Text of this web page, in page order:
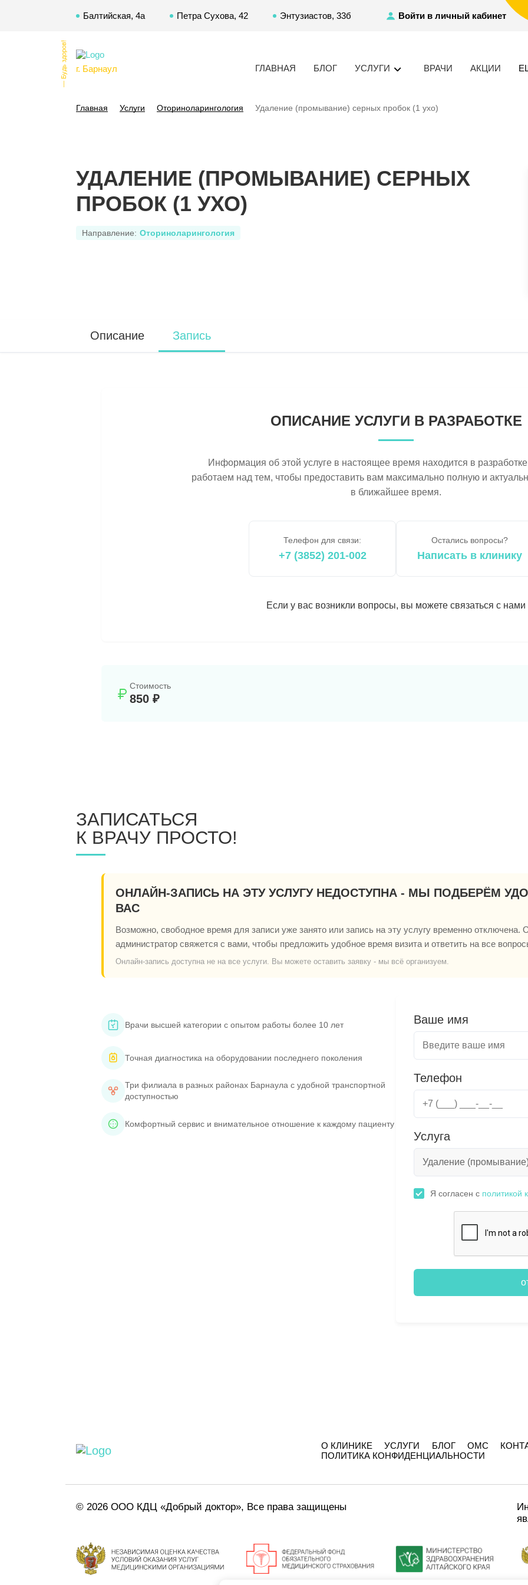
— Будь здоров! г. Барнаул ГЛАВНАЯ БЛОГ УСЛУГИ ВРАЧИ АКЦИИ
Балтийская, 4а Петра Сухова, 42 Энтузиастов, 33б Войти в личный кабинет
Главная Услуги Оториноларингология Удаление (промывание) серных пробок (1 ухо)
УДАЛЕНИЕ (ПРОМЫВАНИЕ) СЕРНЫХ
ПРОБОК (1 УХО)
Направление: Оториноларингология
Описание Запись
ОПИСАНИЕ УСЛУГИ В РАЗРАБОТКЕ
Информация об этой услуге в настоящее время находится в
работаем над тем, чтобы предоставить вам максимально полную и
в ближайшее время.
Телефон для связи:
+7 (3852) 201-002
Остались вопросы?
Написать в клинику
Если у вас возникли вопросы, вы можете связаться с нами
Стоимость
850 ₽
ЗАПИСАТЬСЯ
К ВРАЧУ ПРОСТО!
ОНЛАЙН-ЗАПИСЬ НА ЭТУ УСЛУГУ НЕДОСТУПНА - МЫ ПОДБЕРЁМ
ВАС
Возможно, свободное время для записи уже занято или запись на эту услугу временно отключена.
администратор свяжется с вами, чтобы предложить удобное время визита и ответить на все
Онлайн-запись доступна не на все услуги. Вы можете оставить заявку - мы всё организуем.
Врачи высшей категории с опытом работы более 10 лет
Точная диагностика на оборудовании последнего поколения
Три филиала в разных районах Барнаула с удобной транспортной
доступностью
Комфортный сервис и внимательное отношение к каждому пациенту
Ваше имя
Телефон
Услуга
Я согласен с политикой
О КЛИНИКЕ УСЛУГИ БЛОГ ОМС
ПОЛИТИКА КОНФИДЕНЦИАЛЬНОСТИ
© 2026 ООО КДЦ «Добрый доктор», Все права защищены